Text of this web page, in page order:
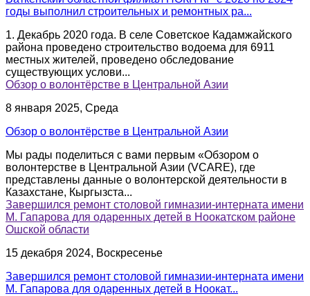
годы выполнил строительных и ремонтных ра...
1. Декабрь 2020 года. В селе Советское Кадамжайского
района проведено строительство водоема для 6911
местных жителей, проведено обследование
существующих услови...
Обзор о волонтёрстве в Центральной Азии
8 января 2025, Среда
Обзор о волонтёрстве в Центральной Азии
Мы рады поделиться с вами первым «Обзором о
волонтерстве в Центральной Азии (VCARE), где
представлены данные о волонтерской деятельности в
Казахстане, Кыргызста...
Завершился ремонт столовой гимназии-интерната имени
М. Гапарова для одаренных детей в Ноокатском районе
Ошской области
15 декабря 2024, Воскресенье
Завершился ремонт столовой гимназии-интерната имени
М. Гапарова для одаренных детей в Ноокат...